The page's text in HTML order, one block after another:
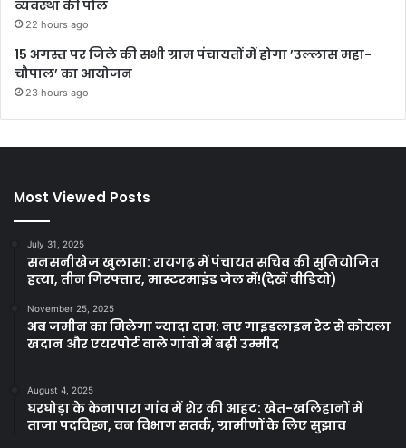
व्यवस्था की पोल
22 hours ago
15 अगस्त पर जिले की सभी ग्राम पंचायतों में होगा ’उल्लास महा-
चौपाल’ का आयोजन
23 hours ago
Most Viewed Posts
July 31, 2025
सनसनीखेज खुलासा: रायगढ़ में पंचायत सचिव की सुनियोजित
हत्या, तीन गिरफ्तार, मास्टरमाइंड जेल में!(देखें वीडियो)
November 25, 2025
अब जमीन का मिलेगा ज्यादा दाम: नए गाइडलाइन रेट से कोयला
खदान और एयरपोर्ट वाले गांवों में बढ़ी उम्मीद
August 4, 2025
घरघोड़ा के केनापारा गांव में शेर की आहट: खेत-खलिहानों में
ताजा पदचिह्न, वन विभाग सतर्क, ग्रामीणों के लिए सुझाव